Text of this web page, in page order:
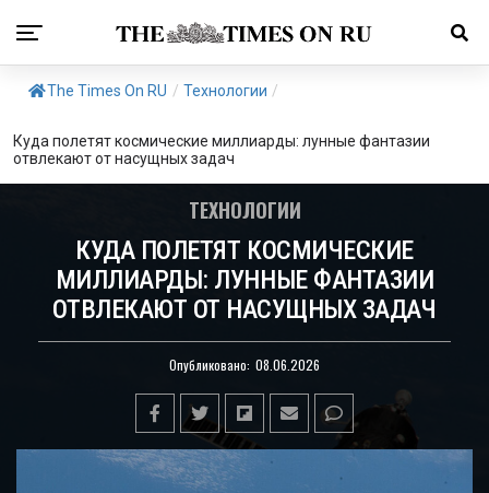
The Times On RU / Технологии /
Куда полетят космические миллиарды: лунные фантазии
отвлекают от насущных задач
ТЕХНОЛОГИИ
КУДА ПОЛЕТЯТ КОСМИЧЕСКИЕ
МИЛЛИАРДЫ: ЛУННЫЕ ФАНТАЗИИ
ОТВЛЕКАЮТ ОТ НАСУЩНЫХ ЗАДАЧ
Опубликовано: 08.06.2026